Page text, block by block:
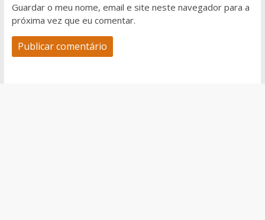
Guardar o meu nome, email e site neste navegador para a
próxima vez que eu comentar.